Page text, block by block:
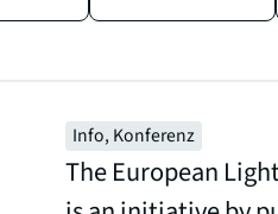
Info, Konferenz
The European